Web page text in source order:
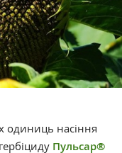
одиниць насіння
Пульсар®